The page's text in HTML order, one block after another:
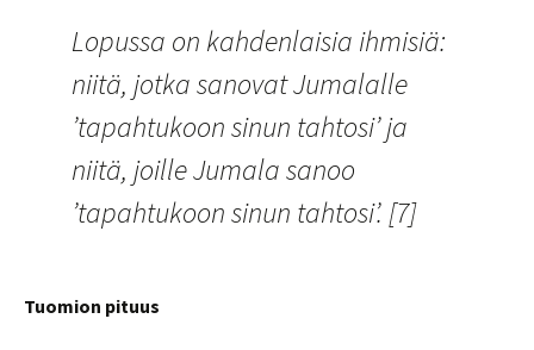
Lopussa on kahdenlaisia ihmisiä:
niitä, jotka sanovat Jumalalle
’tapahtukoon sinun tahtosi’ ja
niitä, joille Jumala sanoo
’tapahtukoon sinun tahtosi’. [7]
Tuomion pituus